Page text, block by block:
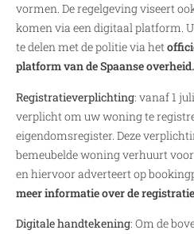
vormen. De regelgeving viseert
komen via een digitaal platform.
te delen met de politie via het
platformvan de Spaanse overheid.
Registratieverplichting: vanaf 1
verplicht om uw woning te
eigendomsregister. Deze
bemeubelde woning verhuurt
en hiervoor adverteert op
meer informatie over de
Digitale handtekening: Om de